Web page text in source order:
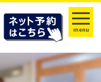
menu